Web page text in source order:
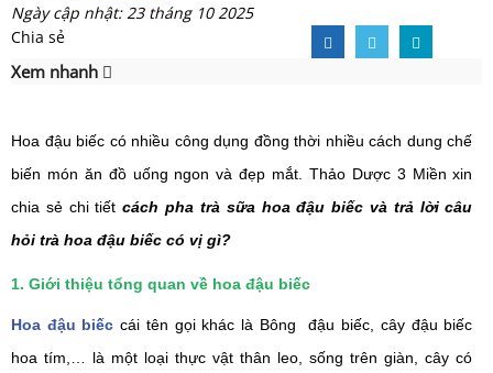
Ngày cập nhật: 23 tháng 10 2025
Chia sẻ
Xem nhanh
Hoa đậu biếc có nhiều công dụng đồng thời nhiều cách dung chế
biến món ăn đồ uống ngon và đẹp mắt. Thảo Dược 3 Miền xin
chia sẻ chi tiếtcách pha trà sữa hoa đậu biếc và trả lời câu
hỏi trà hoa đậu biếc có vị gì?
1. Giới thiệu tổng quan về hoa đậu biếc
Hoa đậu biếc cái tên gọi khác là Bông đậu biếc, cây đậu biếc
hoa tím,… là một loại thực vật thân leo, sống trên giàn, cây có